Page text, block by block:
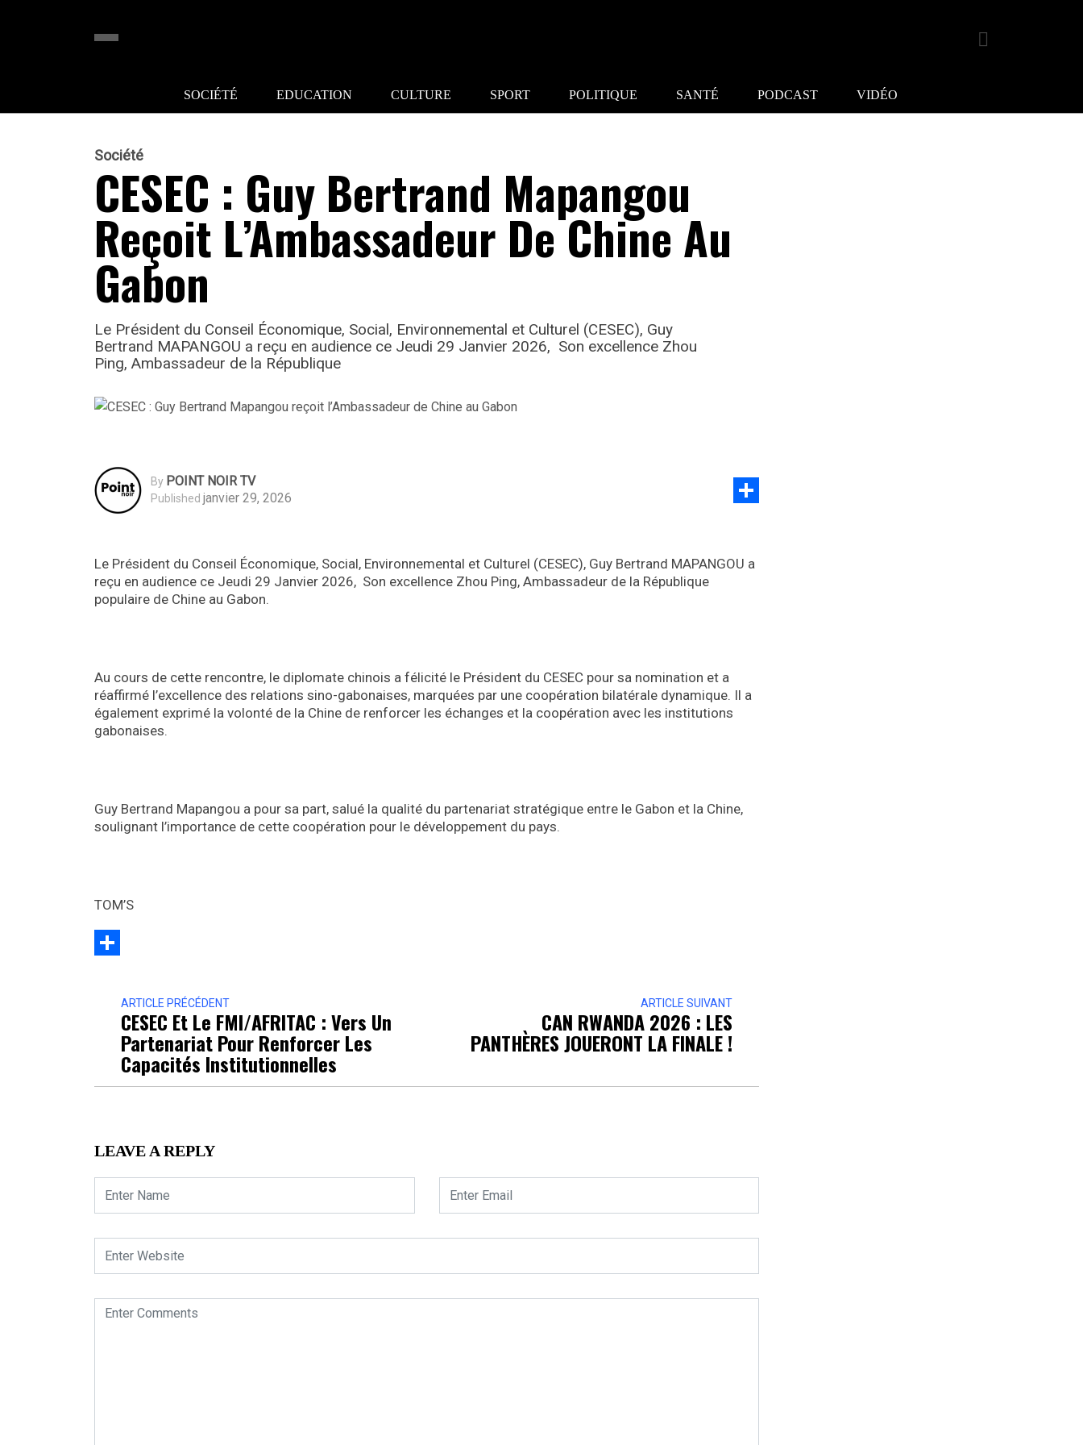
SOCIÉTÉ EDUCATION CULTURE SPORT POLITIQUE SANTÉ PODCAST VIDÉO
Société
CESEC : Guy Bertrand Mapangou
Reçoit L’Ambassadeur De Chine Au
Gabon
Le Président du Conseil Économique, Social, Environnemental et Culturel (CESEC), Guy
Bertrand MAPANGOU a reçu en audience ce Jeudi 29 Janvier 2026, Son excellence Zhou
Ping, Ambassadeur de la République
By POINT NOIR TV
Published janvier 29, 2026
Le Président du Conseil Économique, Social, Environnemental et Culturel (CESEC), Guy Bertrand MAPANGOU a
reçu en audience ce Jeudi 29 Janvier 2026, Son excellence Zhou Ping, Ambassadeur de la République
populaire de Chine au Gabon.
Au cours de cette rencontre, le diplomate chinois a félicité le Président du CESEC pour sa nomination et a
réaffirmé l’excellence des relations sino-gabonaises, marquées par une coopération bilatérale dynamique. Il a
également exprimé la volonté de la Chine de renforcer les échanges et la coopération avec les institutions
gabonaises.
Guy Bertrand Mapangou a pour sa part, salué la qualité du partenariat stratégique entre le Gabon et la Chine,
soulignant l’importance de cette coopération pour le développement du pays.
TOM’S
ARTICLE PRÉCÉDENT
CESEC Et Le FMI/AFRITAC : Vers Un
Partenariat Pour Renforcer Les
Capacités Institutionnelles
ARTICLE SUIVANT
CAN RWANDA 2026 : LES
PANTHÈRES JOUERONT LA FINALE !
LEAVE A REPLY